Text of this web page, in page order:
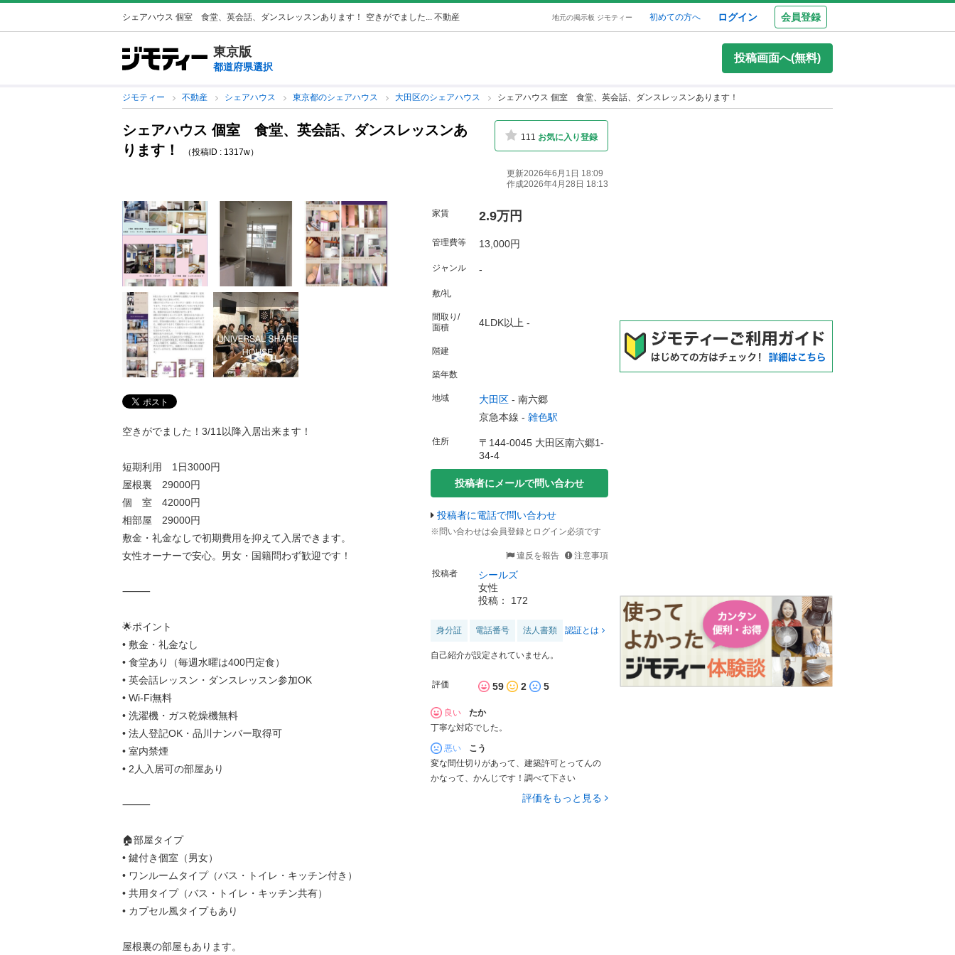
シェアハウス 個室 食堂、英会話、ダンスレッスンあります！ 空きがでました... 不動産 地元の掲示板 ジモティー 初めての方へ ログイン 会員登録
東京版
都道府県選択
投稿画面へ(無料)
ジモティー 不動産 シェアハウス 東京都のシェアハウス 大田区のシェアハウス シェアハウス 個室 食堂、英会話、ダンスレッスンあります！
シェアハウス 個室 食堂、英会話、ダンスレッスンあ
ります！
（投稿ID : 1317w）
111 お気に入り登録
更新2026年6月1日 18:09
作成2026年4月28日 18:13
空きがでました！3/11以降入居出来ます！
短期利用 1日3000円
屋根裏 29000円
個 室 42000円
相部屋 29000円
敷金・礼金なしで初期費用を抑えて入居できます。
女性オーナーで安心。男女・国籍問わず歓迎です！
⸻
🌟ポイント
• 敷金・礼金なし
• 食堂あり（毎週水曜は400円定食）
• 英会話レッスン・ダンスレッスン参加OK
• Wi-Fi無料
• 洗濯機・ガス乾燥機無料
• 法人登記OK・品川ナンバー取得可
• 室内禁煙
• 2人入居可の部屋あり
⸻
🏠部屋タイプ
• 鍵付き個室（男女）
• ワンルームタイプ（バス・トイレ・キッチン付き）
• 共用タイプ（バス・トイレ・キッチン共有）
• カプセル風タイプもあり
屋根裏の部屋もあります。
家賃 2.9万円
管理費等 13,000円
ジャンル -
敷/礼
間取り/
面積
4LDK以上 -
階建
築年数
地域 大田区 - 南六郷
京急本線 - 雑色駅
住所
〒144-0045 大田区南六郷1-
34-4
投稿者にメールで問い合わせ
投稿者に電話で問い合わせ
※問い合わせは会員登録とログイン必須です
違反を報告
注意事項
投稿者
シールズ
女性
投稿： 172
身分証 電話番号 法人書類 認証とは
自己紹介が設定されていません。
評価 59 2 5
良い
たか
丁寧な対応でした。
悪い
こう
変な間仕切りがあって、建築許可とってんの
かなって、かんじです！調べて下さい
評価をもっと見る